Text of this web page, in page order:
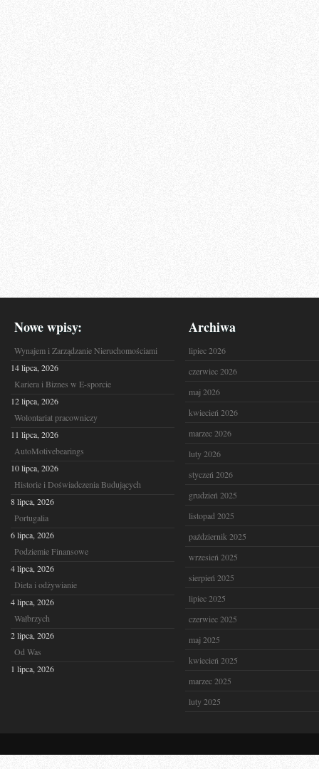
Nowe wpisy:
Wynajem i Zarządzanie Nieruchomościami
14 lipca, 2026
Kariera i Biznes w E-sporcie
12 lipca, 2026
Wolontariat pracowniczy
11 lipca, 2026
AutoMotivebearings
10 lipca, 2026
Historie i Doświadczenia Budujących
8 lipca, 2026
Portugalia
6 lipca, 2026
Podziemie Finansowe
4 lipca, 2026
Dieta i odżywianie
4 lipca, 2026
Wałbrzych
2 lipca, 2026
Od Was
1 lipca, 2026
Archiwa
lipiec 2026
czerwiec 2026
maj 2026
kwiecień 2026
marzec 2026
luty 2026
styczeń 2026
grudzień 2025
listopad 2025
październik 2025
wrzesień 2025
sierpień 2025
lipiec 2025
czerwiec 2025
maj 2025
kwiecień 2025
marzec 2025
luty 2025